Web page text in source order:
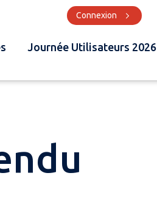
Journée Utilisateurs 2026
Connexion